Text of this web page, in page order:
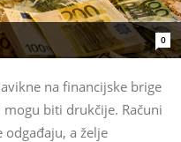
0
na financijske brige
biti drukčije. Računi
a želje